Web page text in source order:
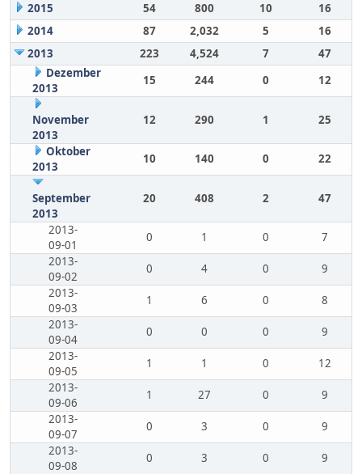
2015
54 800 10
16
2014
87 2,032 5
16
2013
223 4,524 7
47
Dezember
2013
15 244 0 12
November
2013
12 290 1 25
Oktober
2013
10 140 0 22
September
2013
20 408 2 47
2013-
09-01
0 1 0
7
2013-
09-02
0 4 0
9
2013-
09-03
1 6 0
8
2013-
09-04
0 0 0
9
2013-
09-05
1 1 0
12
2013-
09-06
1 27 0
9
2013-
09-07
0 3 0
9
2013-
09-08
0 3 0
9